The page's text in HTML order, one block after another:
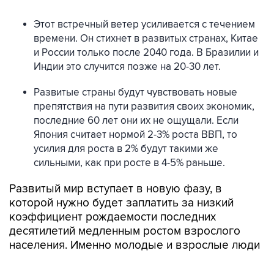
Этот встречный ветер усиливается с течением
времени. Он стихнет в развитых странах, Китае
и России только после 2040 года. В Бразилии и
Индии это случится позже на 20-30 лет.
Развитые страны будут чувствовать новые
препятствия на пути развития своих экономик,
последние 60 лет они их не ощущали. Если
Япония считает нормой 2-3% роста ВВП, то
усилия для роста в 2% будут такими же
сильными, как при росте в 4-5% раньше.
Развитый мир вступает в новую фазу, в
которой нужно будет заплатить за низкий
коэффициент рождаемости последних
десятилетий медленным ростом взрослого
населения. Именно молодые и взрослые люди